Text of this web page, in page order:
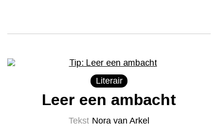
Literair
Leer een ambacht
Tekst Nora van Arkel